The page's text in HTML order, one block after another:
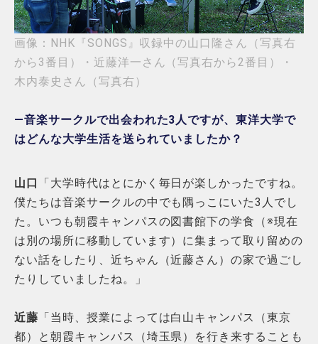
画像：NHK『SONGS』収録中の山口隆さん（写真右
から3番目）・近藤洋一さん（写真右から2番目）・
木内泰史さん（写真右）
―音楽サークルで出会われた3人ですが、東洋大学で
はどんな大学生活を送られていましたか？
山口
「大学時代はとにかく毎日が楽しかったですね。
僕たちは音楽サークルの中でも隅っこにいた3人でし
た。いつも朝霞キャンパスの図書館下の学食（※現在
は別の場所に移動しています）に集まって取り留めの
ない話をしたり、近ちゃん（近藤さん）の家で過ごし
たりしていましたね。」
近藤 「当時、授業によっては白山キャンパス（東京
都）と朝霞キャンパス（埼玉県）を行き来することも